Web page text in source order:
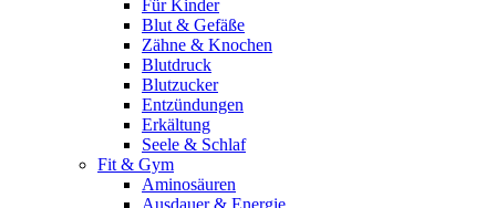
Für Kinder
Blut & Gefäße
Zähne & Knochen
Blutdruck
Blutzucker
Entzündungen
Erkältung
Seele & Schlaf
Fit & Gym
Aminosäuren